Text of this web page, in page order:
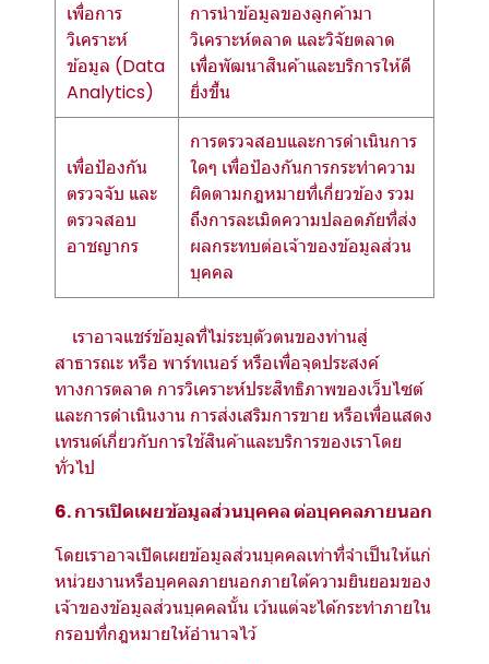
เพื่อการ
วิเคราะห์
ข้อมูล (Data
Analytics)
การนำข้อมูลของลูกค้ามา
วิเคราะห์ตลาด และวิจัยตลาด
เพื่อพัฒนาสินค้าและบริการให้ดี
ยิ่งขึ้น
เพื่อป้องกัน
ตรวจจับ และ
ตรวจสอบ
อาชญากร
การตรวจสอบและการดำเนินการ
ใดๆ เพื่อป้องกันการกระทำความ
ผิดตามกฎหมายที่เกี่ยวข้อง รวม
ถึงการละเมิดความปลอดภัยที่ส่ง
ผลกระทบต่อเจ้าของข้อมูลส่วน
บุคคล
เราอาจแชร์ข้อมูลที่ไม่ระบุตัวตนของท่านสู่
สาธารณะ หรือ พาร์ทเนอร์ หรือเพื่อจุดประสงค์
ทางการตลาด การวิเคราะห์ประสิทธิภาพของเว็บไซต์
และการดำเนินงาน การส่งเสริมการขาย หรือเพื่อแสดง
เทรนด์เกี่ยวกับการใช้สินค้าและบริการของเราโดย
ทั่วไป
6. การเปิดเผยข้อมูลส่วนบุคคล ต่อบุคคลภายนอก
โดยเราอาจเปิดเผยข้อมูลส่วนบุคคลเท่าที่จำเป็นให้แก่
หน่วยงานหรือบุคคลภายนอกภายใต้ความยินยอมของ
เจ้าของข้อมูลส่วนบุคคลนั้น เว้นแต่จะได้กระทำภายใน
กรอบที่กฎหมายให้อำนาจไว้